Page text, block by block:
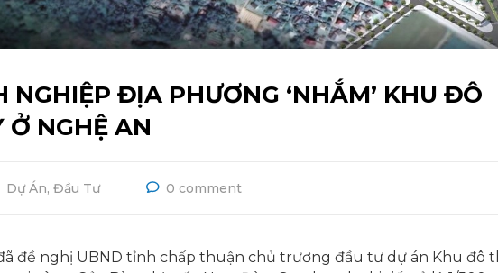
NGHIỆP ĐỊA PHƯƠNG ‘NHẮM’ KHU ĐÔ
NGHỆ AN
Dự Án, Đầu Tư 0 comment
đề nghị UBND tỉnh chấp thuận chủ trương đầu tư dự án Khu đô